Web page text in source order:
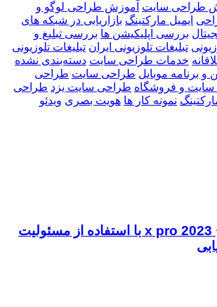
طراحی سایت آموزش طراحی لوگو و
ایمیل مارکتینگ بازاریابی در شبکه های
بررسی اپلیکیشن ها بررسی تبلیغ و
تبلیغات تلوزیونی ایران تبلیغات تلوزیونی
خدمات طراحی سایت دسته‌بندی نشده
و برنامه موبایل طراحی سایت طراحی
و فروشگاه طراحی سایت یزد طراحی
نمونه کار ها هویت بصری ویدئو
تبلیغ کیا اسپورتیج x pro 2023 با استفاده از مسئولیت